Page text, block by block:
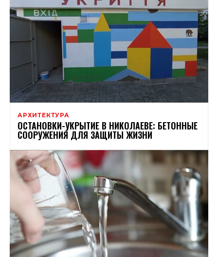
АРХИТЕКТУРА
ОСТАНОВКИ-УКРЫТИЕ В НИКОЛАЕВЕ: БЕТОННЫЕ
СООРУЖЕНИЯ ДЛЯ ЗАЩИТЫ ЖИЗНИ